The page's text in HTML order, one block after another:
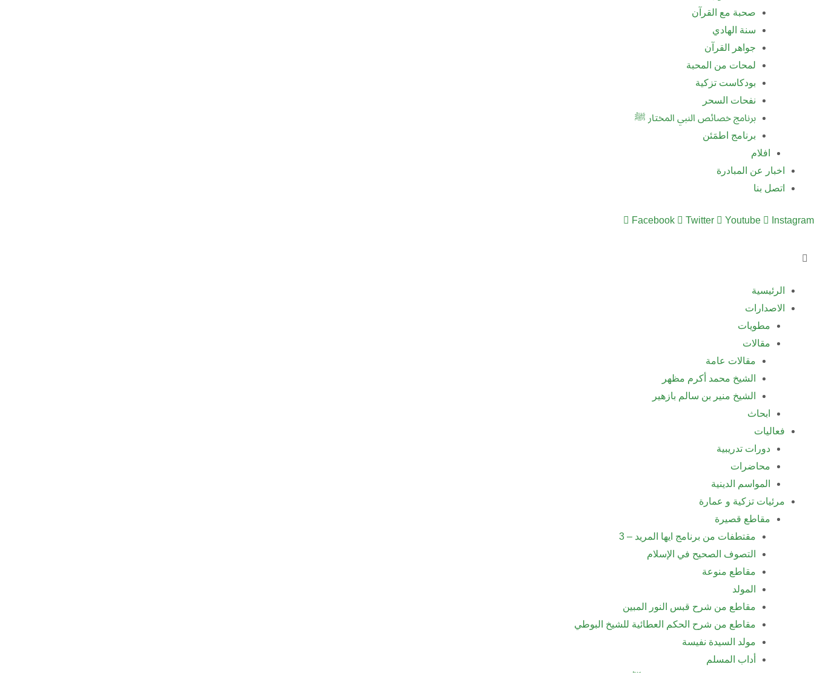
صحبة مع القرآن
سنة الهادي
جواهر القرآن
لمحات من المحبة
بودكاست تزكية
نفحات السحر
برنامج خصائص النبي المختار ﷺ
برنامج اطمَئن
افلام
اخبار عن المبادرة
اتصل بنا
Facebook Twitter Youtube Instagram
الرئيسية
الاصدارات
مطويات
مقالات
مقالات عامة
الشيخ محمد أكرم مظهر
الشيخ منير بن سالم بازهير
ابحاث
فعاليات
دورات تدريبية
محاضرات
المواسم الدينية
مرئيات تزكية و عمارة
مقاطع قصيرة
مقتطفات من برنامج ايها المريد – 3
التصوف الصحيح في الإسلام
مقاطع منوعة
المولد
مقاطع من شرح قبس النور المبين
مقاطع من شرح الحكم العطائية للشيخ البوطي
مولد السيدة نفيسة
أداب المسلم